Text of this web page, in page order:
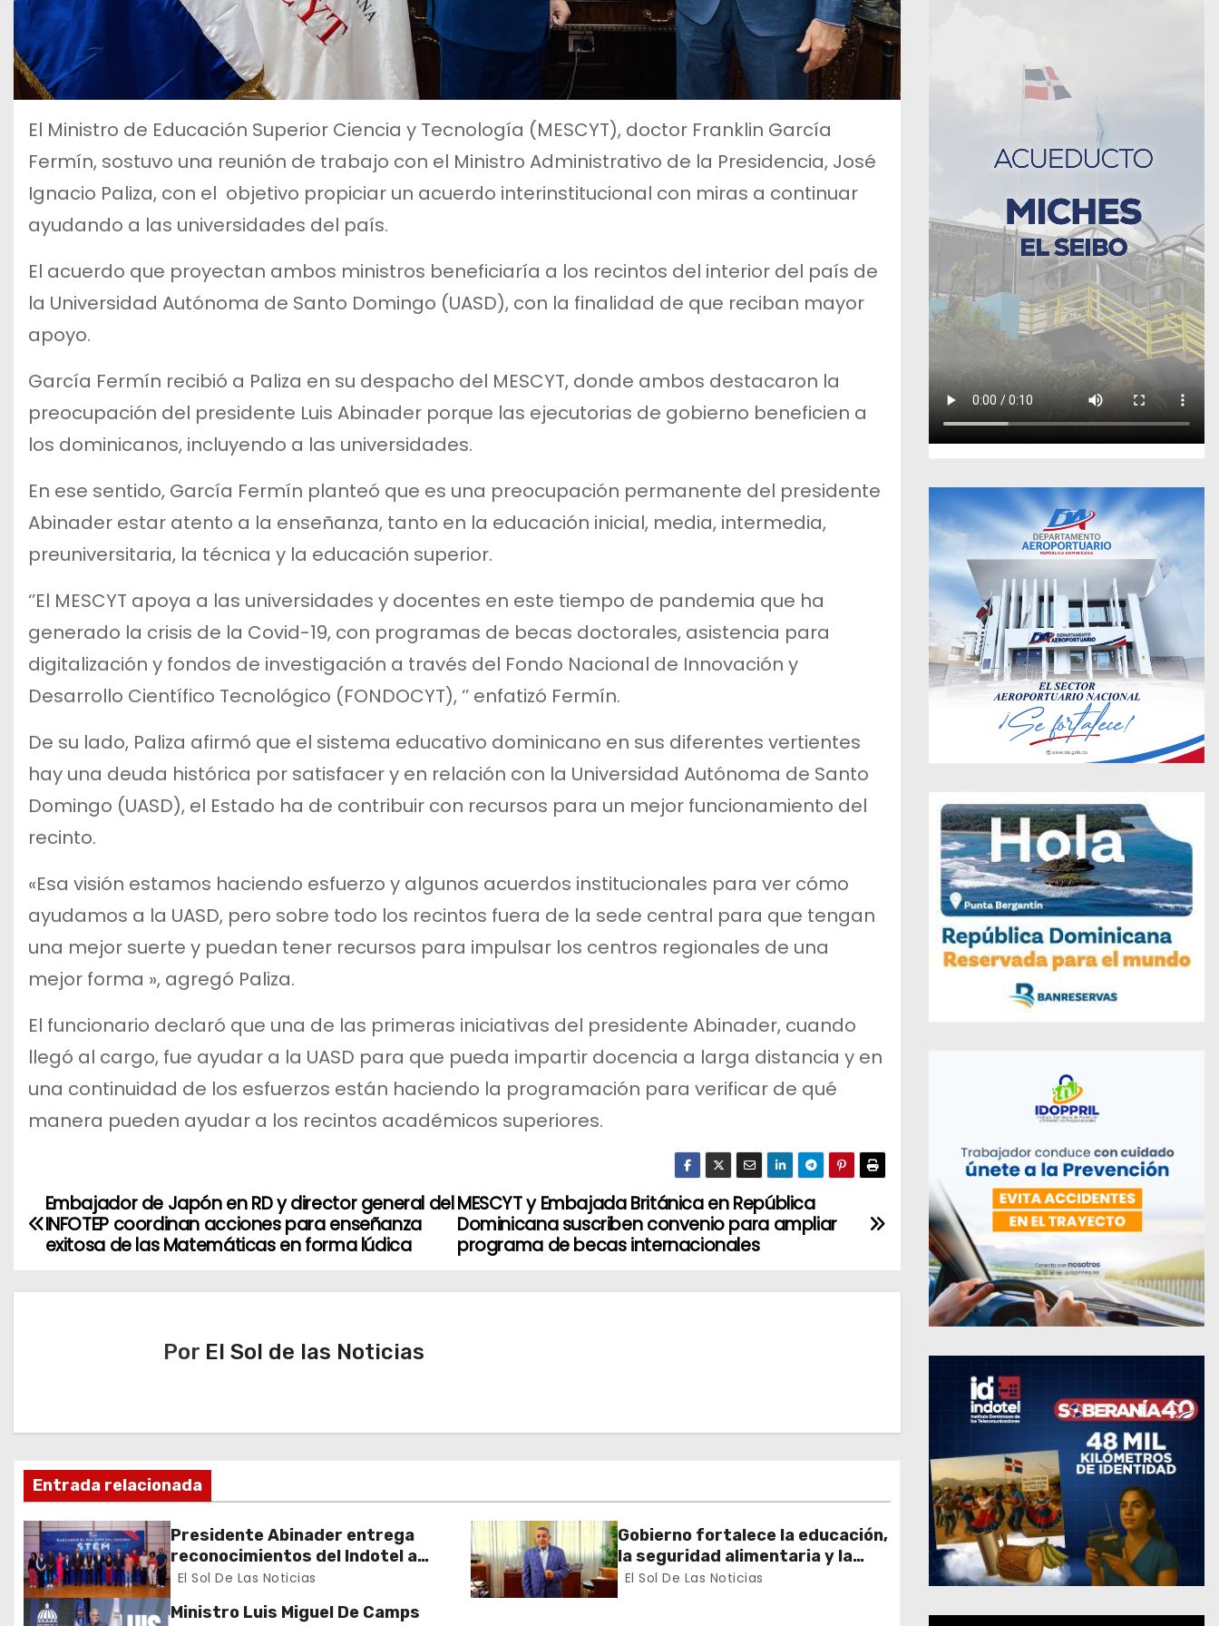
El Ministro de Educación Superior Ciencia y Tecnología (MESCYT), doctor Franklin García
Fermín, sostuvo una reunión de trabajo con el Ministro Administrativo de la Presidencia, José
Ignacio Paliza, con el objetivo propiciar un acuerdo interinstitucional con miras a continuar
ayudando a las universidades del país.
El acuerdo que proyectan ambos ministros beneficiaría a los recintos del interior del país de
la Universidad Autónoma de Santo Domingo (UASD), con la finalidad de que reciban mayor
apoyo.
García Fermín recibió a Paliza en su despacho del MESCYT, donde ambos destacaron la
preocupación del presidente Luis Abinader porque las ejecutorias de gobierno beneficien a
los dominicanos, incluyendo a las universidades.
En ese sentido, García Fermín planteó que es una preocupación permanente del presidente
Abinader estar atento a la enseñanza, tanto en la educación inicial, media, intermedia,
preuniversitaria, la técnica y la educación superior.
‘’El MESCYT apoya a las universidades y docentes en este tiempo de pandemia que ha
generado la crisis de la Covid-19, con programas de becas doctorales, asistencia para
digitalización y fondos de investigación a través del Fondo Nacional de Innovación y
Desarrollo Científico Tecnológico (FONDOCYT), ‘’ enfatizó Fermín.
De su lado, Paliza afirmó que el sistema educativo dominicano en sus diferentes vertientes
hay una deuda histórica por satisfacer y en relación con la Universidad Autónoma de Santo
Domingo (UASD), el Estado ha de contribuir con recursos para un mejor funcionamiento del
recinto.
«Esa visión estamos haciendo esfuerzo y algunos acuerdos institucionales para ver cómo
ayudamos a la UASD, pero sobre todo los recintos fuera de la sede central para que tengan
una mejor suerte y puedan tener recursos para impulsar los centros regionales de una
mejor forma », agregó Paliza.
El funcionario declaró que una de las primeras iniciativas del presidente Abinader, cuando
llegó al cargo, fue ayudar a la UASD para que pueda impartir docencia a larga distancia y en
una continuidad de los esfuerzos están haciendo la programación para verificar de qué
manera pueden ayudar a los recintos académicos superiores.
N
v
c
i
ó
n
d
MESCYT y Embajada Británica en República
Dominicana suscriben convenio para ampliar
programa de becas internacionales
Embajador de Japón en RD y director general del
INFOTEP coordinan acciones para enseñanza
exitosa de las Matemáticas en forma lúdica
Por El Sol de las Noticias
Entrada relacionada
Presidente Abinader entrega
reconocimientos del Indotel a
más de 170 estudiantes
“Buscamos el Talento del
El Sol De Las Noticias
Gobierno fortalece la educación,
la seguridad alimentaria y la
salud con acciones que impulsan
El Sol De Las Noticias
Ministro Luis Miguel De Camps